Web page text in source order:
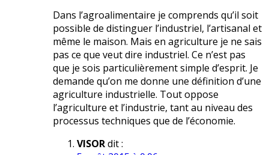
Dans l’agroalimentaire je comprends qu’il soit
possible de distinguer l’industriel, l’artisanal et
même le maison. Mais en agriculture je ne sais
pas ce que veut dire industriel. Ce n’est pas
que je sois particulièrement simple d’esprit. Je
demande qu’on me donne une définition d’une
agriculture industrielle. Tout oppose
l’agriculture et l’industrie, tant au niveau des
processus techniques que de l’économie.
VISORdit :